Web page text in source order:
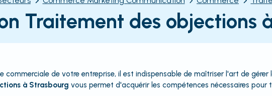
Traitement des objections
commerciale de votre entreprise, il est indispensable de maîtriser l'art de
à Strasbourg vous permet d'acquérir les compétences nécessaires